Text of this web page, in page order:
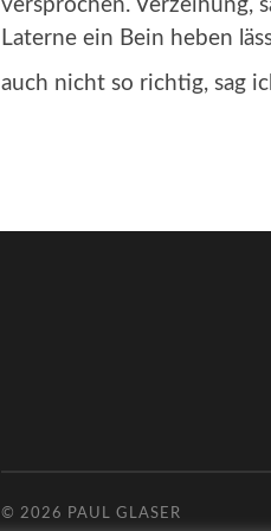
versprochen. Verzeihung,
Laterne ein Bein heben
auch nicht so richtig, sag
© 2026 PAUL GLASER